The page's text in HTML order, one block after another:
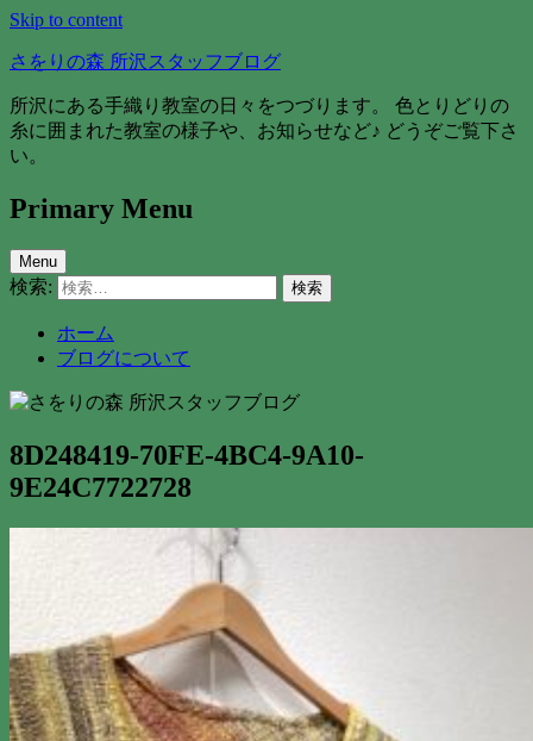
Skip to content
さをりの森 所沢スタッフブログ
所沢にある手織り教室の日々をつづります。 色とりどりの
糸に囲まれた教室の様子や、お知らせなど♪ どうぞご覧下さ
い。
Primary Menu
Menu
検索:
ホーム
ブログについて
8D248419-70FE-4BC4-9A10-
9E24C7722728